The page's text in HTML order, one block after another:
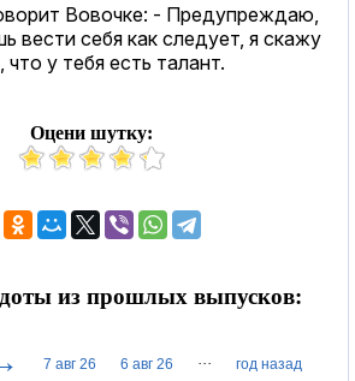
Вовочке: - Предупреждаю,
вести себя как следует, я скажу
у тебя есть талант.
Оцени шутку:
из прошлых выпусков:
7 авг 26 6 авг 26 ··· год назад